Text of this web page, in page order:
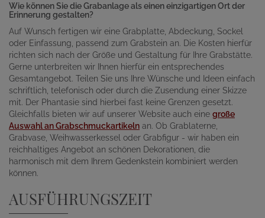
Wie können Sie die Grabanlage als einen einzigartigen Ort der
Erinnerung gestalten?
Auf Wunsch fertigen wir eine Grabplatte, Abdeckung, Sockel
oder Einfassung, passend zum Grabstein an. Die Kosten hierfür
richten sich nach der Größe und Gestaltung für Ihre Grabstätte.
Gerne unterbreiten wir Ihnen hierfür ein entsprechendes
Gesamtangebot. Teilen Sie uns Ihre Wünsche und Ideen einfach
schriftlich, telefonisch oder durch die Zusendung einer Skizze
mit. Der Phantasie sind hierbei fast keine Grenzen gesetzt.
Gleichfalls bieten wir auf unserer Website auch eine große
Auswahl an Grabschmuckartikeln an. Ob Grablaterne,
Grabvase, Weihwasserkessel oder Grabfigur - wir haben ein
reichhaltiges Angebot an schönen Dekorationen, die
harmonisch mit dem Ihrem Gedenkstein kombiniert werden
können.
AUSFÜHRUNGSZEIT